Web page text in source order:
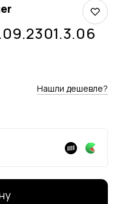
Нашли дешевле?